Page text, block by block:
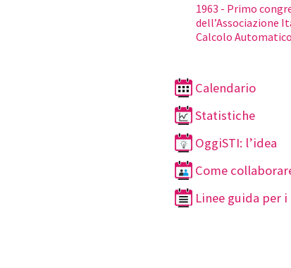
1963 - Primo
dell’Associazione
Calcolo Automatico
Calendario
Statistiche
OggiSTI: l’idea
Come
Linee guida per